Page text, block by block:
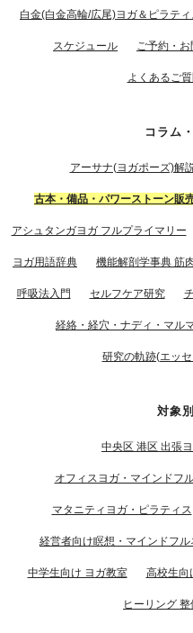
白金(白金高輪/広尾)ヨガ＆ピラテ
スケジュール ご予約・
よくあるご
コラム
アーサナ(ヨガポーズ)解
古本・備品・パワーストーン販
アシュタンガヨガ フルプライマリー
ヨガ用語辞典 機能解剖学事典 筋
呼吸法入門 セルフケア研究
経絡・経穴・ナディ・マル
研究の軌跡(エッ
対象
中央区 港区 出張
オフィスヨガ・マインドフ
マタニティヨガ・ピラティス
経営者向け瞑想・マインドフ
中学生向け ヨガ教室 高校生向
ヒーリング